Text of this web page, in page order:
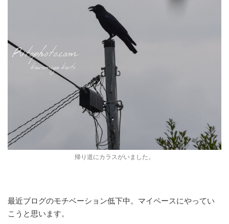
帰り道にカラスがいました。
最近ブログのモチベーション低下中。マイペースにやってい
こうと思います。